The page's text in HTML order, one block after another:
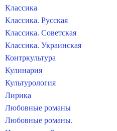
Классика
Классика. Русская
Классика. Советская
Классика. Украинская
Контркультура
Кулинария
Культурология
Лирика
Любовные романы
Любовные романы.